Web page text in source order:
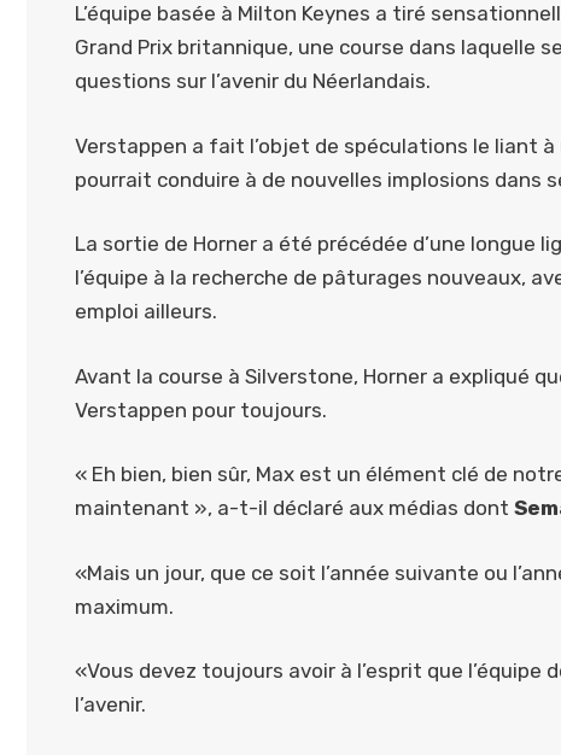
L’équipe basée à Milton Keynes a tiré
Grand Prix britannique, une course dans laquelle
questions sur l’avenir du Néerlandais.
Verstappen a fait l’objet de spéculations le liant
pourrait conduire à de nouvelles implosions dans
La sortie de Horner a été précédée d’une longue
l’équipe à la recherche de pâturages nouveaux,
emploi ailleurs.
Avant la course à Silverstone, Horner a expliqué
Verstappen pour toujours.
« Eh bien, bien sûr, Max est un élément clé de
maintenant », a-t-il déclaré aux médias dont
«Mais un jour, que ce soit l’année suivante ou
maximum.
«Vous devez toujours avoir à l’esprit que
l’avenir.